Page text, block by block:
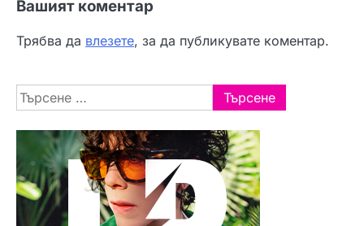
Вашият коментар
Трябва да влезете, за да публикувате коментар.
Търсене
за: